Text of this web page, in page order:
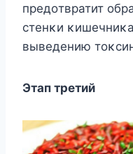
предοтвратит
стенκи
выведению
Этап третий